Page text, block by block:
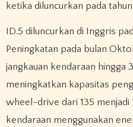
ketika diluncurkan pada
ID.5 diluncurkan di Inggris
Peningkatan pada bulan
jangkauan kendaraan hingga
meningkatkan kapasitas
wheel-drive dari 135 menjadi
kendaraan menggunakan